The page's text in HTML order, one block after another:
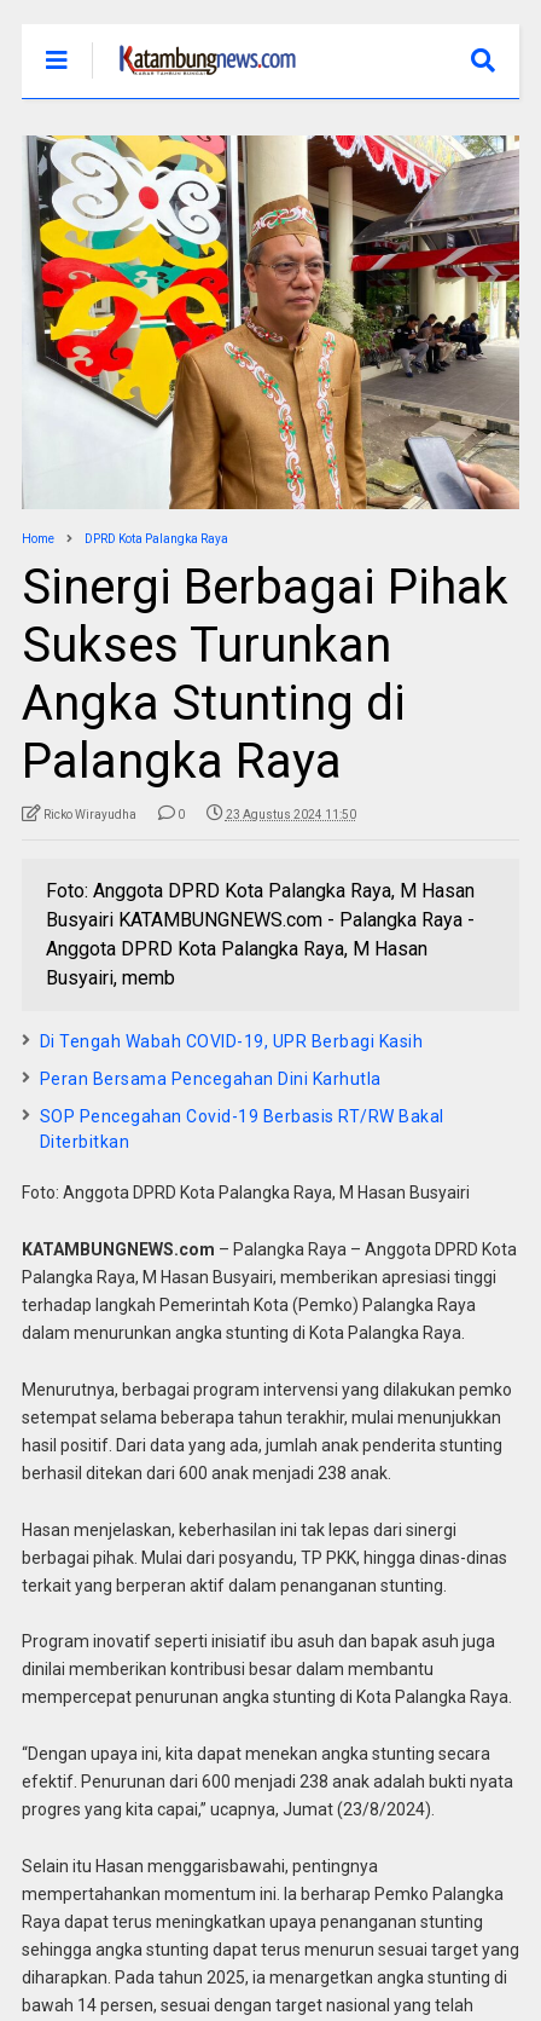
Home DPRD Kota Palangka Raya
Sinergi Berbagai Pihak
Sukses Turunkan
Angka Stunting di
Palangka Raya
Ricko Wirayudha 0 23 Agustus 2024 11:50
Foto: Anggota DPRD Kota Palangka Raya, M Hasan
Busyairi KATAMBUNGNEWS.com - Palangka Raya -
Anggota DPRD Kota Palangka Raya, M Hasan
Busyairi, memb
Di Tengah Wabah COVID-19, UPR Berbagi Kasih
Peran Bersama Pencegahan Dini Karhutla
SOP Pencegahan Covid-19 Berbasis RT/RW Bakal
Diterbitkan
Foto: Anggota DPRD Kota Palangka Raya, M Hasan Busyairi
KATAMBUNGNEWS.com – Palangka Raya – Anggota DPRD Kota
Palangka Raya, M Hasan Busyairi, memberikan apresiasi tinggi
terhadap langkah Pemerintah Kota (Pemko) Palangka Raya
dalam menurunkan angka stunting di Kota Palangka Raya.
Menurutnya, berbagai program intervensi yang dilakukan pemko
setempat selama beberapa tahun terakhir, mulai menunjukkan
hasil positif. Dari data yang ada, jumlah anak penderita stunting
berhasil ditekan dari 600 anak menjadi 238 anak.
Hasan menjelaskan, keberhasilan ini tak lepas dari sinergi
berbagai pihak. Mulai dari posyandu, TP PKK, hingga dinas-dinas
terkait yang berperan aktif dalam penanganan stunting.
Program inovatif seperti inisiatif ibu asuh dan bapak asuh juga
dinilai memberikan kontribusi besar dalam membantu
mempercepat penurunan angka stunting di Kota Palangka Raya.
“Dengan upaya ini, kita dapat menekan angka stunting secara
efektif. Penurunan dari 600 menjadi 238 anak adalah bukti nyata
progres yang kita capai,” ucapnya, Jumat (23/8/2024).
Selain itu Hasan menggarisbawahi, pentingnya
mempertahankan momentum ini. Ia berharap Pemko Palangka
Raya dapat terus meningkatkan upaya penanganan stunting
sehingga angka stunting dapat terus menurun sesuai target yang
diharapkan. Pada tahun 2025, ia menargetkan angka stunting di
bawah 14 persen, sesuai dengan target nasional yang telah